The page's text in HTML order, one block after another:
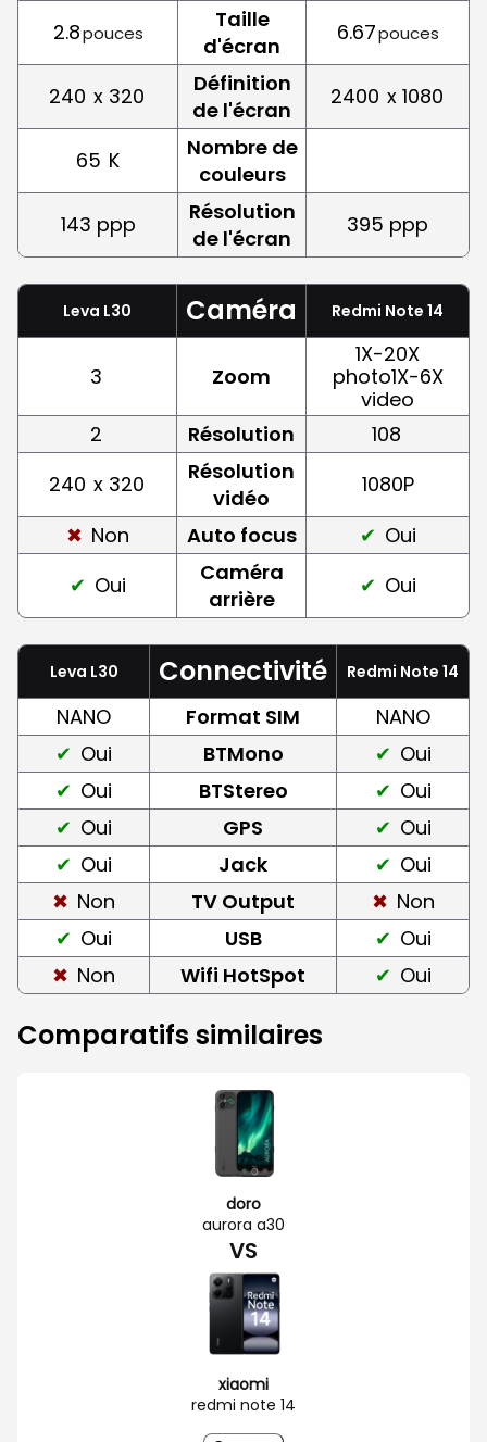
2.8pouces
Taille
d'écran
6.67pouces
240 x 320
Définition
de l'écran
2400 x 1080
65 K
Nombre de
couleurs
143 ppp
Résolution
de l'écran
395 ppp
Leva L30 Caméra Redmi Note 14
3 Zoom
1X-20X
photo1X-6X
video
2
Résolution
108
240 x 320
Résolution
vidéo
1080P
Non
Auto focus
Oui
Oui
Caméra
arrière
Oui
Leva L30 Connectivité Redmi Note 14
NANO Format SIM
NANO
Oui
BTMono
Oui
Oui
BTStereo
Oui
Oui
GPS
Oui
Oui
Jack
Oui
Non
TV Output
Non
Oui
USB
Oui
Non
Wifi HotSpot Oui
Comparatifs similaires
doro
aurora a30
VS
xiaomi
redmi note 14